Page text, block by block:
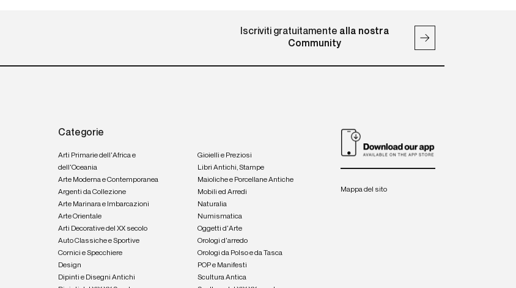
Iscriviti gratuitamente alla nostra
Community
Categorie
Arti Primarie dell'Africa e
dell'Oceania
Arte Moderna e Contemporanea
Argenti da Collezione
Arte Marinara e Imbarcazioni
Arte Orientale
Arti Decorative del XX secolo
Auto Classiche e Sportive
Cornici e Specchiere
Design
Dipinti e Disegni Antichi
Gioielli e Preziosi
Libri Antichi, Stampe
Maioliche e Porcellane Antiche
Mobili ed Arredi
Naturalia
Numismatica
Oggetti d'Arte
Orologi d'arredo
Orologi da Polso e da Tasca
POP e Manifesti
Scultura Antica
Mappa del sito